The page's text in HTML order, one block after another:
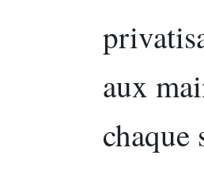
aux
chaque